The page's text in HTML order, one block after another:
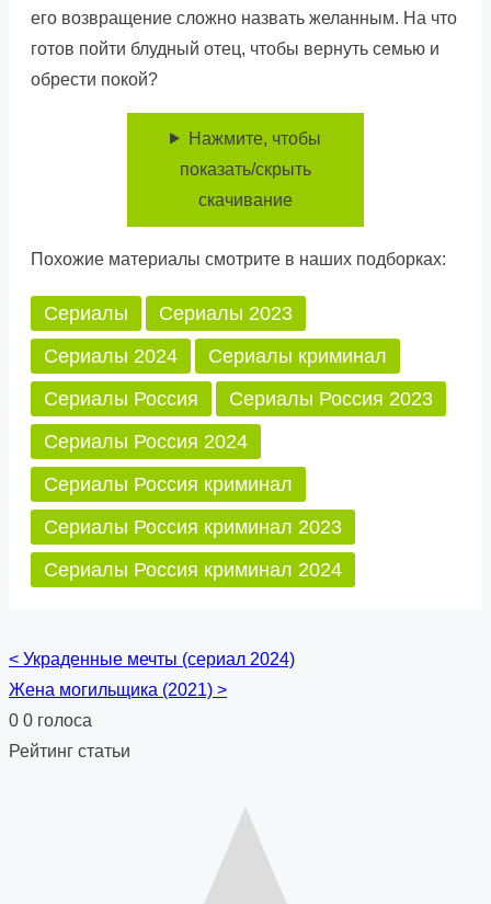
его возвращение сложно назвать желанным. На что
готов пойти блудный отец, чтобы вернуть семью и
обрести покой?
Нажмите, чтобы
показать/скрыть
скачивание
Похожие материалы смотрите в наших подборках:
Сериалы
Сериалы 2023
Сериалы 2024
Сериалы криминал
Сериалы Россия
Сериалы Россия 2023
Сериалы Россия 2024
Сериалы Россия криминал
Сериалы Россия криминал 2023
Сериалы Россия криминал 2024
Posts
navigation
< Украденные мечты (сериал 2024)
Жена могильщика (2021) >
0 0 голоса
Рейтинг статьи